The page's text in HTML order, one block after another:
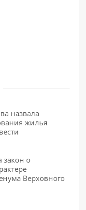
назвала
жилья
закон о
Верховного